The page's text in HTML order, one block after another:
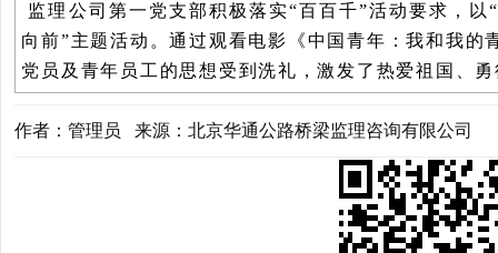
监理 公司 第一党支部积极落实“百百千”活动要求，以
向前”主题活动。通过观看电影《中国青年：我和我
党员及青年员工的思想受到洗礼，激发了热爱祖国、
作者：管理员 来源：北京华通公路桥梁监理咨询有限公司